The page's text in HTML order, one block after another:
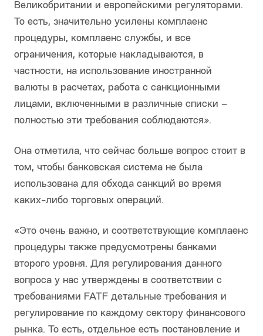
Великобритании и европейскими регуляторами.
То есть, значительно усилены комплаенс
процедуры, комплаенс службы, и все
ограничения, которые накладываются, в
частности, на использование иностранной
валюты в расчетах, работа с санкционными
лицами, включенными в различные списки –
полностью эти требования соблюдаются».
Она отметила, что сейчас больше вопрос стоит в
том, чтобы банковская система не была
использована для обхода санкций во время
каких-либо торговых операций.
«Это очень важно, и соответствующие комплаенс
процедуры также предусмотрены банками
второго уровня. Для регулирования данного
вопроса у нас утверждены в соответствии с
требованиями FATF детальные требования и
регулирование по каждому сектору финансового
рынка. То есть, отдельное есть постановление и